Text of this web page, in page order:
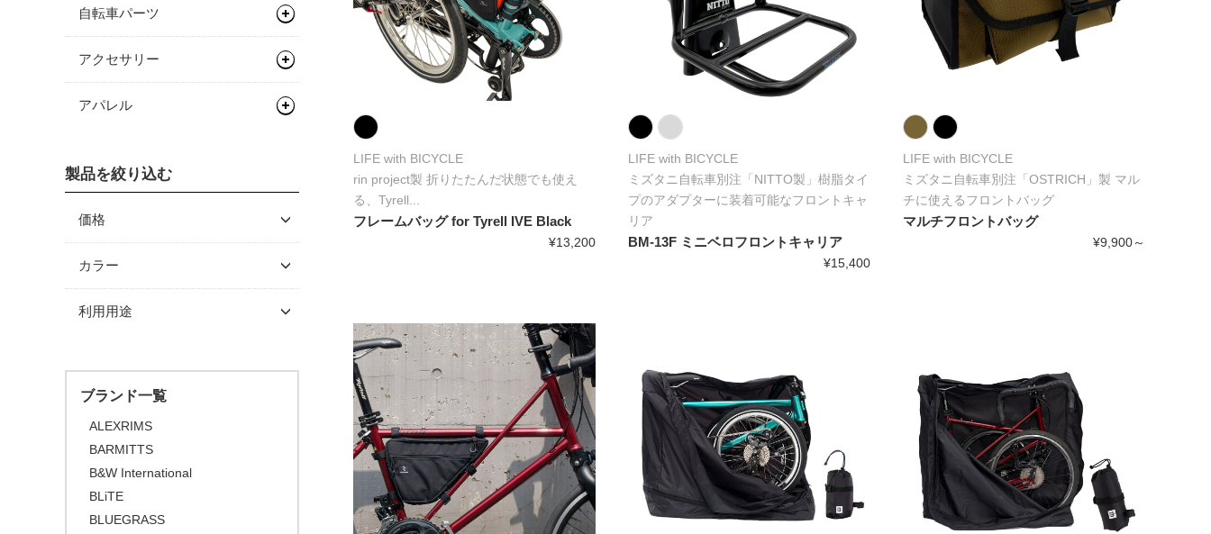
LIFE with BICYCLE
rin project製 折りたたんだ状態でも使え
る、Tyrell...
フレームバッグ for Tyrell IVE Black
¥13,200
LIFE with BICYCLE
ミズタニ自転車別注「NITTO製」樹脂タイ
プのアダプターに装着可能なフロントキャ
リア
BM-13F ミニベロフロントキャリア
¥15,400
LIFE with BICYCLE
ミズタニ自転車別注「OSTRICH」製 マル
チに使えるフロントバッグ
マルチフロントバッグ
¥9,900～
自転車パーツ
ハンドル/ステム
アクセサリー
バッグ類
バイクパッキング/アクセサリ
ー
サドルバッグ
その他バッグ
輪行袋
フェンダー/キャリア/スタン
ド
キャリア
ワークスタンド/ディスプレ
ディスプレイスタンド
スタンド
メンテナンス/工具
プロテクター
ライト/サイクルコンピュー
アパレル
グローブ
製品を絞り込む
価格
～ \5,000
\5,001 ～ 10,000
\10,001 ～ 20,000
\30,001 ～ 50,000
\50,001 ～
カラー
利用用途
ブランド一覧
ALEXRIMS
BARMITTS
B&W International
BLiTE
BLUEGRASS